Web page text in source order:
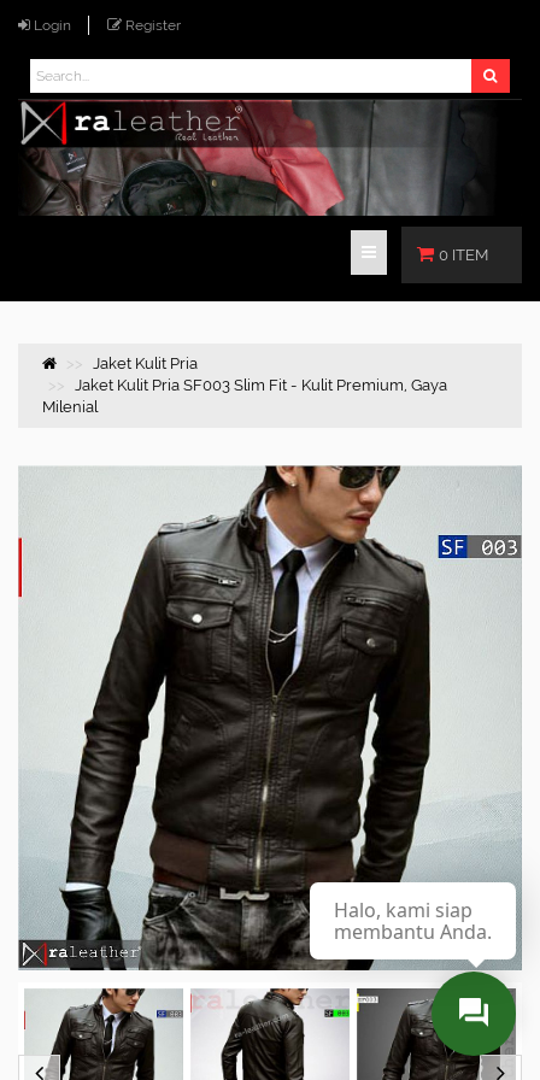
Login Register
0 ITEM
Jaket Kulit Pria
Jaket Kulit Pria SF003 Slim Fit - Kulit Premium, Gaya
Milenial
Halo, kami siap
membantu Anda.